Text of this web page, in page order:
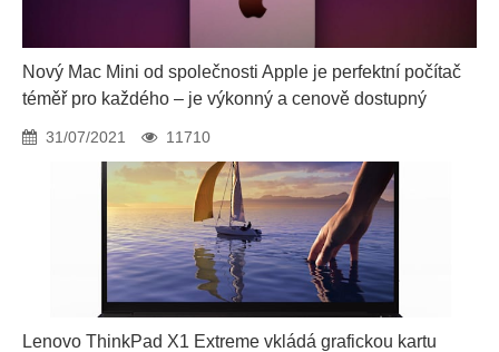
Nový Mac Mini od společnosti Apple je perfektní počítač
téměř pro každého – je výkonný a cenově dostupný
31/07/2021 11710
Lenovo ThinkPad X1 Extreme vkládá grafickou kartu